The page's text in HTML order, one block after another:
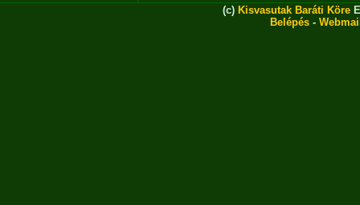
(c) Kisvasutak Baráti Köre
Belépés -